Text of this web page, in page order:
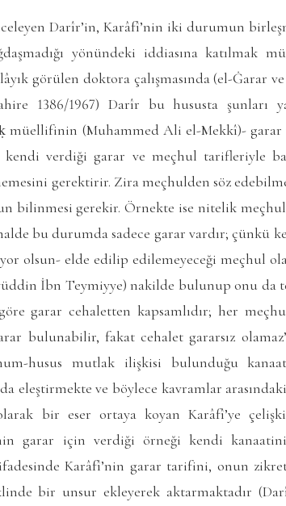
Darîr’in, Karâfî’nin iki durumun
yönündeki iddiasına katılmak
görülen doktora çalışmasında (el-Ġarar
1386/1967) Darîr bu hususta şunları
müellifinin (Muhammed Ali el-Mekkî)- garar
verdiği garar ve meçhul tarifleriyle
gerektirir. Zira meçhulden söz
bilinmesi gerekir. Örnekte ise nitelik
bu durumda sadece garar vardır; çünkü
olsun- elde edilip edilemeyeceği meçhul
İbn Teymiyye) nakilde bulunup onu da
garar cehaletten kapsamlıdır; her
bulunabilir, fakat cehalet gararsız
husus mutlak ilişkisi bulunduğu
eleştirmekte ve böylece kavramlar
bir eser ortaya koyan Karâfî’ye
garar için verdiği örneği kendi
Karâfî’nin garar tarifini, onun
bir unsur ekleyerek aktarmaktadır